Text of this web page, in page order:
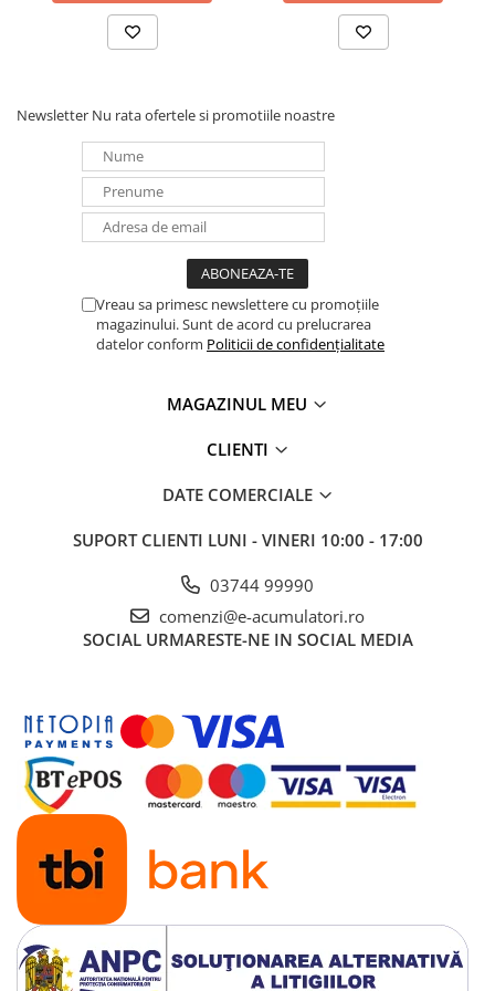
Panouri portabile
Diverse
Intrerupatoare si prize
Dulapuri pentru cablare
structurata
Tablouri electrice
Lumina (Becuri si Lanterne)
Acumulatori
Sisteme de prindere
OUTLET
Pompe de caldura
Newsletter Nu rata ofertele si promotiile noastre
Vreau sa primesc newslettere cu promoțiile
magazinului. Sunt de acord cu prelucrarea
datelor conform Politicii de confidențialitate
MAGAZINUL MEU
CLIENTI
DATE COMERCIALE
SUPORT CLIENTI LUNI - VINERI 10:00 - 17:00
03744 99990
comenzi@e-acumulatori.ro
SOCIAL URMARESTE-NE IN SOCIAL MEDIA